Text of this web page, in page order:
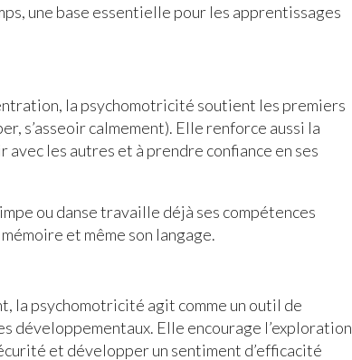
une base essentielle pour les apprentissages
la psychomotricité soutient les premiers
s’asseoir calmement). Elle renforce aussi la
les autres et à prendre confiance en ses
ou danse travaille déjà ses compétences
et même son langage.
la psychomotricité agit comme un outil de
développementaux. Elle encourage l’exploration
et développer un sentiment d’efficacité